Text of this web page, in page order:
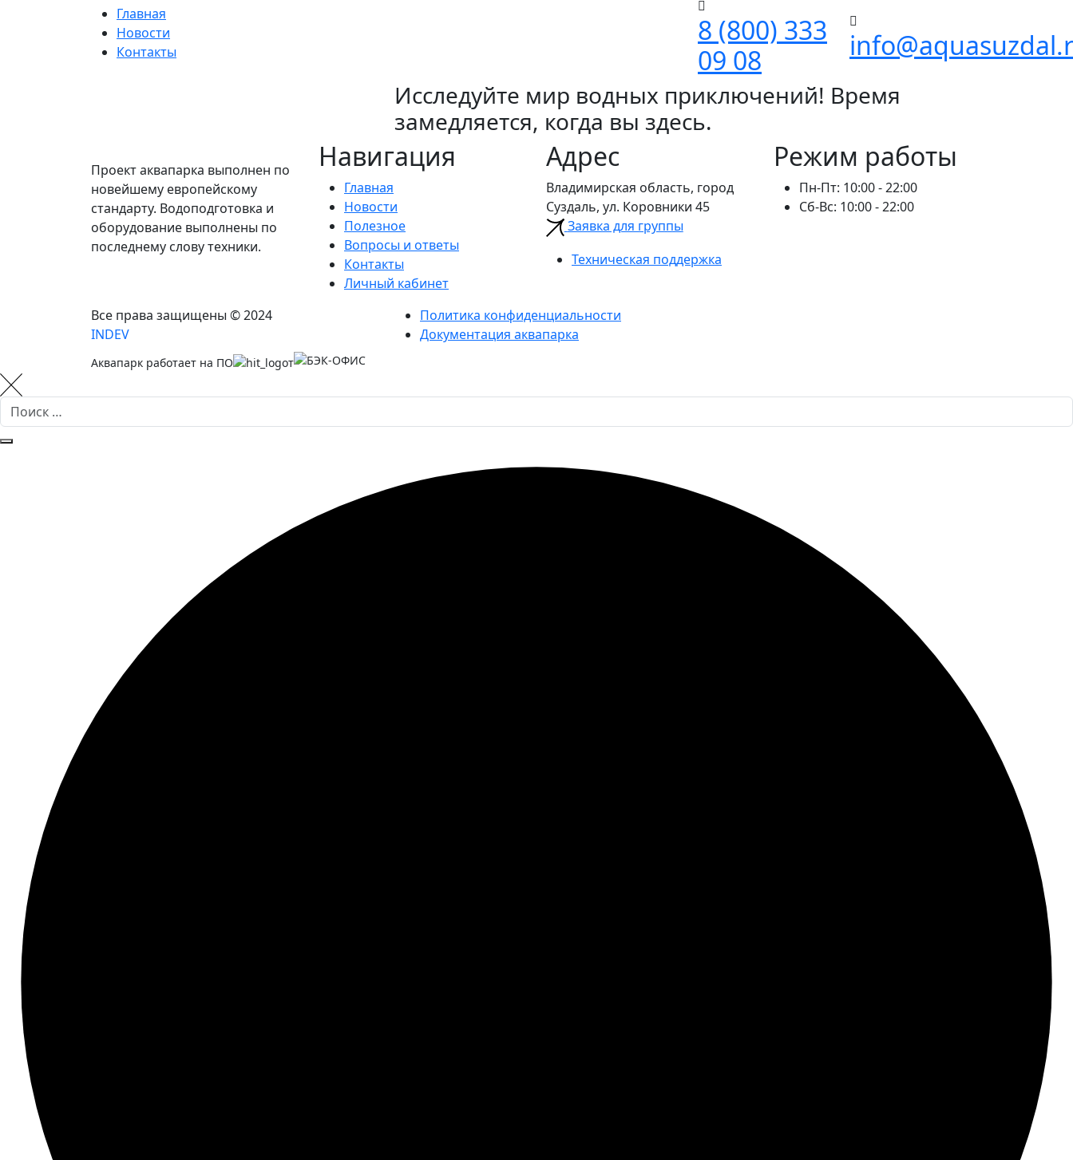
Главная
Новости
Контакты
8 (800) 333
09 08
Исследуйте мир водных приключений! Время
замедляется, когда вы здесь.
Проект аквапарка выполнен по
новейшему европейскому
стандарту. Водоподготовка и
оборудование выполнены по
последнему слову техники.
Навигация
Главная
Новости
Полезное
Вопросы и ответы
Контакты
Личный кабинет
Адрес
Владимирская область, город
Суздаль, ул. Коровники 45
Заявка для группы
Техническая поддержка
Режим работы
Пн-Пт: 10:00 - 22:00
Сб-Вс: 10:00 - 22:00
Все права защищены © 2024
INDEV
Аквапарк работает на ПО от
Политика конфиденциальности
Документация аквапарка